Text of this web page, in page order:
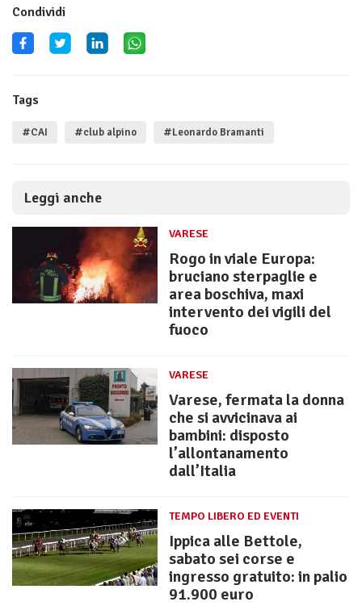
Condividi
Tags
#CAI #club alpino #Leonardo Bramanti
Leggi anche
VARESE
Rogo in viale Europa:
bruciano sterpaglie e
area boschiva, maxi
intervento dei vigili del
fuoco
VARESE
Varese, fermata la donna
che si avvicinava ai
bambini: disposto
l’allontanamento
dall’Italia
TEMPO LIBERO ED EVENTI
Ippica alle Bettole,
sabato sei corse e
ingresso gratuito: in palio
91.900 euro